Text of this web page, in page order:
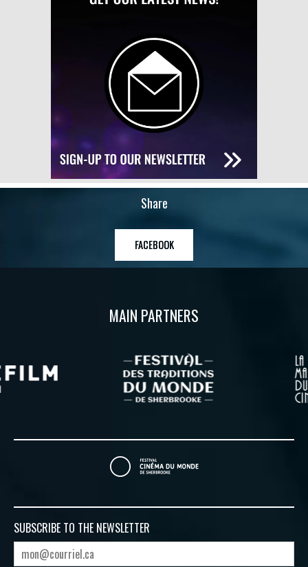
Share
FACEBOOK
MAIN PARTNERS
SUBSCRIBE TO THE NEWSLETTER